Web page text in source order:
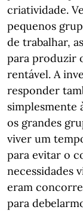
criatividade.
pequenos
de trabalhar,
para produzir
rentável. A
responder
simplesmente
os grandes
viver um
para evitar o
necessidades
eram
para